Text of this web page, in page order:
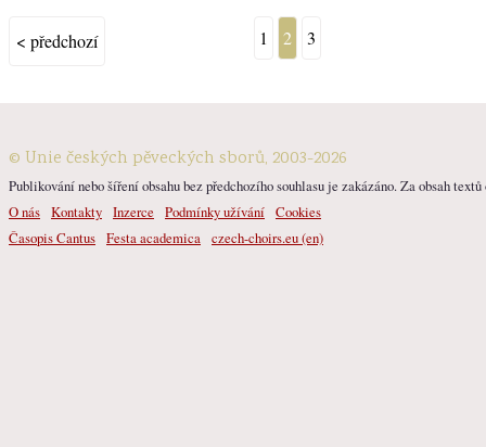
< předchozí 1 2 3
© Unie českých pěveckých sborů, 2003-2026
Publikování nebo šíření obsahu bez předchozího souhlasu je zakázáno. Za obsah
O nás Kontakty Inzerce Podmínky užívání Cookies
Časopis Cantus Festa academica czech-choirs.eu (en)